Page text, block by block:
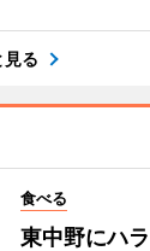
見る
食べる
東中野にハ